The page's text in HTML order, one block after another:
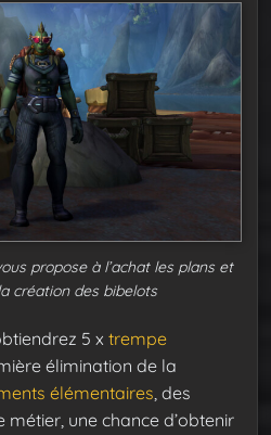
propose à l’achat les plans et
création des bibelots
5 x trempe
élimination de la
élémentaires, des
une chance d’obtenir